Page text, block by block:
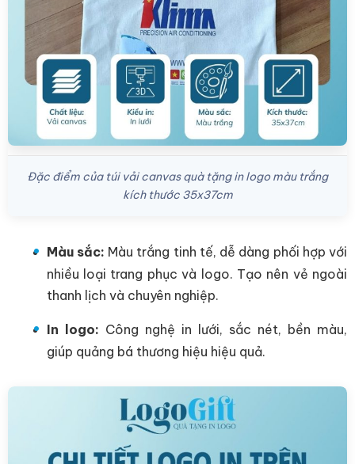
Đặc điểm của túi vải canvas quà tặng in logo màu trắng
kích thước 35x37cm
Màu sắc: Màu trắng tinh tế, dễ dàng phối hợp với
nhiều loại trang phục và logo. Tạo nên vẻ ngoài
thanh lịch và chuyên nghiệp.
In logo: Công nghệ in lưới, sắc nét, bền màu,
giúp quảng bá thương hiệu hiệu quả.